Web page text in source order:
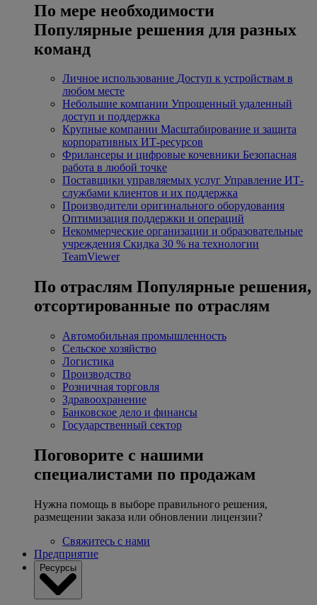
По мере необходимости
Популярные решения для разных
команд
Личное использование Доступ к устройствам в
любом месте
Небольшие компании Упрощенный удаленный
доступ и поддержка
Крупные компании Масштабирование и защита
корпоративных ИТ-ресурсов
Фрилансеры и цифровые кочевники Безопасная
работа в любой точке
Поставщики управляемых услуг Управление ИТ-
службами клиентов и их поддержка
Производители оригинального оборудования
Оптимизация поддержки и операций
Некоммерческие организации и образовательные
учреждения Скидка 30 % на технологии
TeamViewer
По отраслям Популярные решения,
отсортированные по отраслям
Автомобильная промышленность
Сельское хозяйство
Логистика
Производство
Розничная торговля
Здравоохранение
Банковское дело и финансы
Государственный сектор
Поговорите с нашими
специалистами по продажам
Нужна помощь в выборе правильного решения,
размещении заказа или обновлении лицензии?
Свяжитесь с нами
Предприятие
Ресурсы